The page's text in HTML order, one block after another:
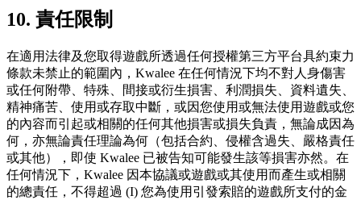
10. 責任限制
在適用法律及您取得遊戲所透過任何授權第三方平台具約束力
條款未禁止的範圍內，Kwalee 在任何情況下均不對人身傷害
或任何附帶、特殊、間接或衍生損害、利潤損失、資料遺失、
精神痛苦、使用或存取中斷，或因您使用或無法使用遊戲或您
的內容而引起或相關的任何其他損害或損失負責，無論成因為
何，亦無論責任理論為何（包括合約、侵權含過失、嚴格責任
或其他），即使 Kwalee 已被告知可能發生該等損害亦然。在
任何情況下，Kwalee 因本協議或遊戲或其使用而產生或相關
的總責任，不得超過 (I) 您為使用引發索賠的遊戲所支付的金